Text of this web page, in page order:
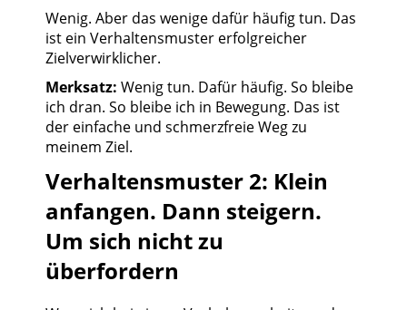
Wenig. Aber das wenige dafür häufig tun. Das
ist ein Verhaltensmuster erfolgreicher
Zielverwirklicher.
Merksatz: Wenig tun. Dafür häufig. So bleibe
ich dran. So bleibe ich in Bewegung. Das ist
der einfache und schmerzfreie Weg zu
meinem Ziel.
Verhaltensmuster 2: Klein
anfangen. Dann steigern.
Um sich nicht zu
überfordern